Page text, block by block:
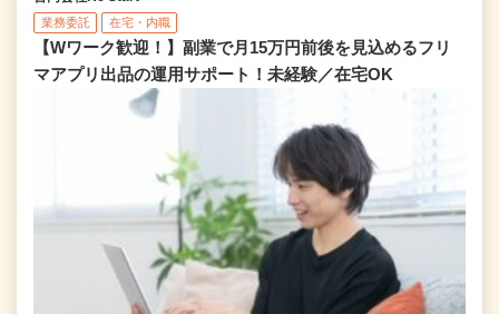
業務委託 在宅・内職
【Wワーク歓迎！】副業で月15万円前後を見込めるフリ
マアプリ出品の運用サポート！未経験／在宅OK